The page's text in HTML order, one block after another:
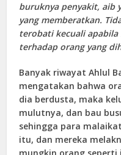
buruknya penyakit, aib
yang memberatkan.
terobati kecuali apabila
terhadap orang yang
Banyak riwayat Ahlul
mengatakan bahwa
dia berdusta, maka
mulutnya, dan bau
sehingga para
itu, dan mereka